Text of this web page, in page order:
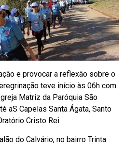
e provocar a reflexão sobre o
teve início às 06h com
Matriz da Paróquia São
aS Capelas Santa Ágata, Santo
Cristo Rei.
do Calvário, no bairro Trinta